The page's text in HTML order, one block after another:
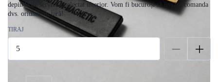
depinde de serviciul selectat ulterior. Vom fi bucuroși să livrăm comanda
dvs. oriunde în țară!
TIRAJ